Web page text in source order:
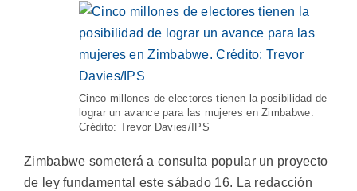
Cinco millones de electores tienen la posibilidad de
lograr un avance para las mujeres en Zimbabwe.
Crédito: Trevor Davies/IPS
Zimbabwe someterá a consulta popular un proyecto
de ley fundamental este sábado 16. La redacción